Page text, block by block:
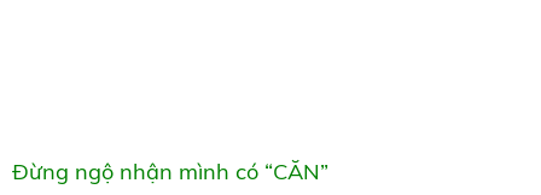
Đừng ngộ nhận mình có “CĂN”